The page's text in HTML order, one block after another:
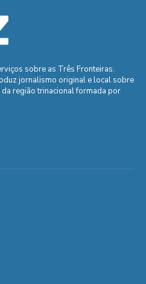
sobre as Três Fronteiras.
jornalismo original e local sobre
da região trinacional formada por